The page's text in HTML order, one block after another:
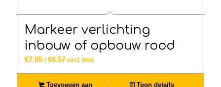
Markeer verlichting
inbouw of opbouw rood
€7.95 ( €6.57excl. btw)
Toevoegen aan
Toon details